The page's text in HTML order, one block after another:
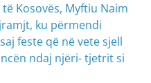
Kosovës, Myftiu Naim
ku përmendi
feste që në vete sjell
ndaj njëri- tjetrit si